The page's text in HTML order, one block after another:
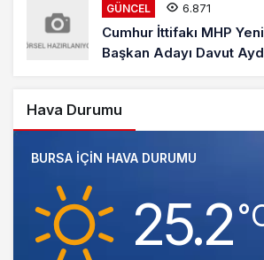
GÜNCEL 6.871
Cumhur İttifakı MHP
Başkan Adayı Davut
Hava Durumu
BURSA IÇIN HAVA DURUMU
25.2